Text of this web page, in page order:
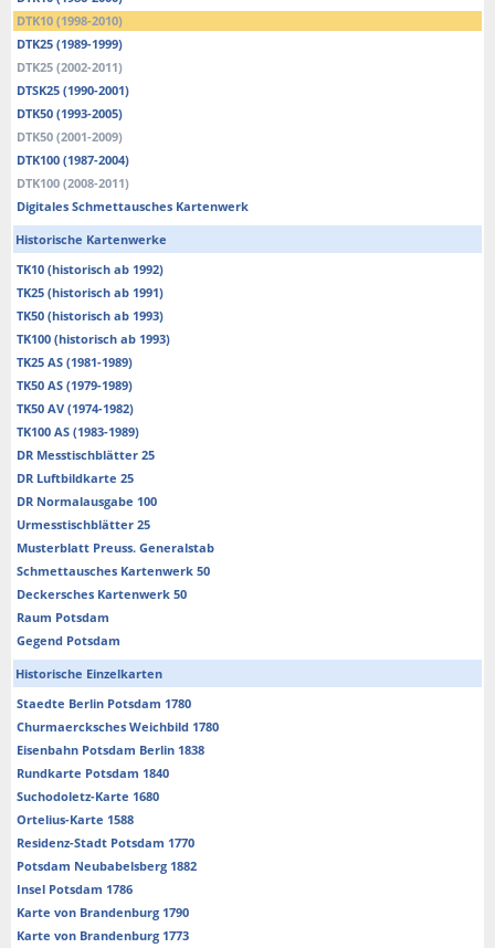
DTK10 (1998-2010)
DTK25 (1989-1999)
DTK25 (2002-2011)
DTSK25 (1990-2001)
DTK50 (1993-2005)
DTK50 (2001-2009)
DTK100 (1987-2004)
DTK100 (2008-2011)
Digitales Schmettausches Kartenwerk
Historische Kartenwerke
TK10 (historisch ab 1992)
TK25 (historisch ab 1991)
TK50 (historisch ab 1993)
TK100 (historisch ab 1993)
TK25 AS (1981-1989)
TK50 AS (1979-1989)
TK50 AV (1974-1982)
TK100 AS (1983-1989)
DR Messtischblätter 25
DR Luftbildkarte 25
DR Normalausgabe 100
Urmesstischblätter 25
Musterblatt Preuss. Generalstab
Schmettausches Kartenwerk 50
Deckersches Kartenwerk 50
Raum Potsdam
Gegend Potsdam
Historische Einzelkarten
Staedte Berlin Potsdam 1780
Churmaercksches Weichbild 1780
Eisenbahn Potsdam Berlin 1838
Rundkarte Potsdam 1840
Suchodoletz-Karte 1680
Ortelius-Karte 1588
Residenz-Stadt Potsdam 1770
Potsdam Neubabelsberg 1882
Insel Potsdam 1786
Karte von Brandenburg 1790
Karte von Brandenburg 1773